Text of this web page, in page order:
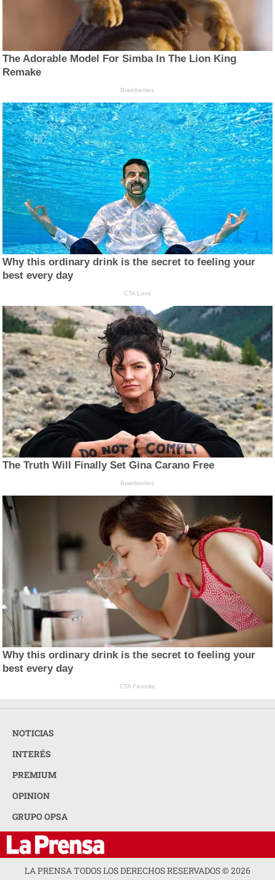
The Adorable Model For Simba In The Lion King
Remake
Brainberries
Why this ordinary drink is the secret to feeling your
best every day
CTA Love
The Truth Will Finally Set Gina Carano Free
Brainberries
Why this ordinary drink is the secret to feeling your
best every day
CTA Favorite
NOTICIAS
INTERÉS
PREMIUM
OPINION
GRUPO OPSA
LA PRENSA TODOS LOS DERECHOS RESERVADOS ©2026